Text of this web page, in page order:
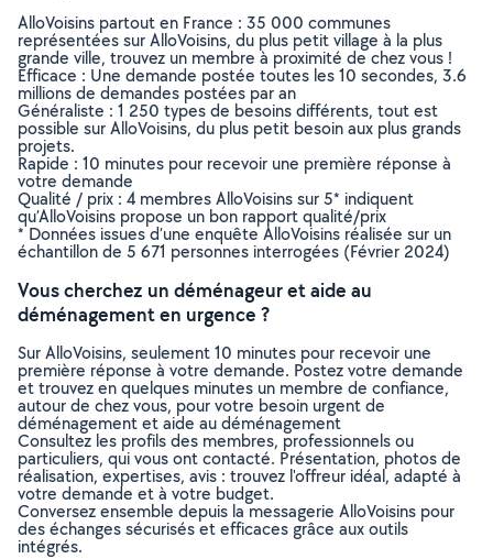
AlloVoisins partout en France : 35 000 communes
représentées sur AlloVoisins, du plus petit village à la plus
grande ville, trouvez un membre à proximité de chez vous !
Efficace : Une demande postée toutes les 10 secondes, 3.6
millions de demandes postées par an
Généraliste : 1 250 types de besoins différents, tout est
possible sur AlloVoisins, du plus petit besoin aux plus grands
projets.
Rapide : 10 minutes pour recevoir une première réponse à
votre demande
Qualité / prix : 4 membres AlloVoisins sur 5* indiquent
qu’AlloVoisins propose un bon rapport qualité/prix
* Données issues d’une enquête AlloVoisins réalisée sur un
échantillon de 5 671 personnes interrogées (Février 2024)
Vous cherchez un déménageur et aide au
déménagement en urgence ?
Sur AlloVoisins, seulement 10 minutes pour recevoir une
première réponse à votre demande. Postez votre demande
et trouvez en quelques minutes un membre de confiance,
autour de chez vous, pour votre besoin urgent de
déménagement et aide au déménagement
Consultez les profils des membres, professionnels ou
particuliers, qui vous ont contacté. Présentation, photos de
réalisation, expertises, avis : trouvez l'offreur idéal, adapté à
votre demande et à votre budget.
Conversez ensemble depuis la messagerie AlloVoisins pour
des échanges sécurisés et efficaces grâce aux outils
intégrés.